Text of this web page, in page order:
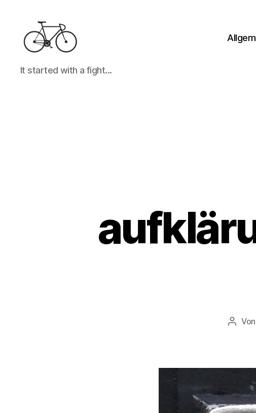
It
started
It started with a fight...
Von